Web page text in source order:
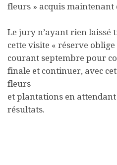
fleurs » acquis maintenant
Le jury n’ayant rien laissé
cette visite « réserve
courant septembre pour
finale et continuer, avec
fleurs
et plantations en
résultats.